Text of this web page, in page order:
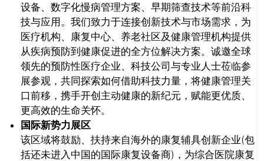
设备、数字化慢病管理方案、早期筛查技术等前沿科
技与应用。我们致力于连接创新技术与市场需求，为
医疗机构、康复中心、养老社区及健康管理机构提供
从疾病预防到健康促进的全方位解决方案。诚邀全球
领先的预防性医疗企业、科技公司与专业人士莅临参
展参观，共同探索如何借助科技力量，将健康管理关
口前移，携手开创主动健康的新纪元，赋能更优质、
更高效的生命关怀。
国际新势力展区
该区域将鼓励、扶持来自海外的康复辅具创新企业(包
括还未进入中国的国际康复设备商)，为综合医院康复